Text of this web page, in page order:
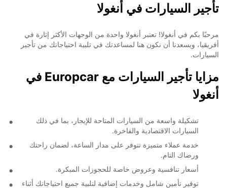
تأجير السيارات في أنغولا
مرحبًا بكم في أنغولا! تعتبر أنغولا واحدة من الوجهات الأكثر إثارة في
أفريقيا، ويسعدنا أن نكون هنا لمساعدتك في تلبية احتياجاتك من تأجير
السيارات.
مزايا تأجير السيارات مع Europcar في
أنغولا
تشكيلة واسعة من السيارات المتاحة للإيجار، بما في ذلك
السيارات الاقتصادية والفاخرة.
خدمة عملاء متميزة تتوفر على مدار الساعة، لضمان راحتك
ورضاك التام.
أسعار تنافسية وعروض خاصة للحجوزات المبكرة.
توفير تأمين شامل وخدمات إضافية لتلبية جميع احتياجاتك أثناء